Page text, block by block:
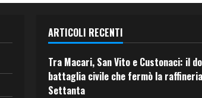
ARTICOLI RECENTI
Tra Macari, San Vito e Custonaci: il
battaglia civile che fermò la
Settanta